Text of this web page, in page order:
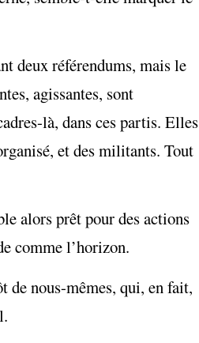
deux référendums, mais le
agissantes, sont
là, dans ces partis. Elles
et des militants. Tout
alors prêt pour des actions
comme l’horizon.
de nous-mêmes, qui, en fait,